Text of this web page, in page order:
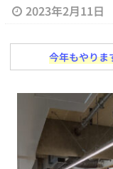
務化
[
[
日刊出
[
2023年2月11日
今年もやりま